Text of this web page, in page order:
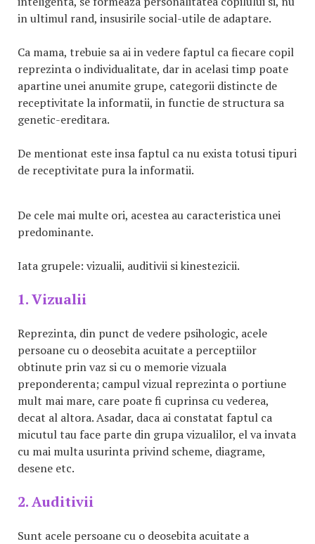
in ultimul rand, insusirile social-utile de adaptare.
Ca mama, trebuie sa ai in vedere faptul ca fiecare copil
reprezinta o individualitate, dar in acelasi timp poate
apartine unei anumite grupe, categorii distincte de
receptivitate la informatii, in functie de structura sa
genetic-ereditara.
De mentionat este insa faptul ca nu exista totusi tipuri
de receptivitate pura la informatii.
De cele mai multe ori, acestea au caracteristica unei
predominante.
Iata grupele: vizualii, auditivii si kinestezicii.
1. Vizualii
Reprezinta, din punct de vedere psihologic, acele
persoane cu o deosebita acuitate a perceptiilor
obtinute prin vaz si cu o memorie vizuala
preponderenta; campul vizual reprezinta o portiune
mult mai mare, care poate fi cuprinsa cu vederea,
decat al altora. Asadar, daca ai constatat faptul ca
micutul tau face parte din grupa vizualilor, el va invata
cu mai multa usurinta privind scheme, diagrame,
desene etc.
2. Auditivii
Sunt acele persoane cu o deosebita acuitate a